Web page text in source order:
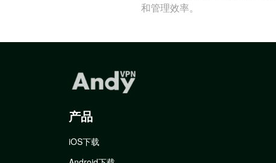
和管理效率。
产品
iOS下载